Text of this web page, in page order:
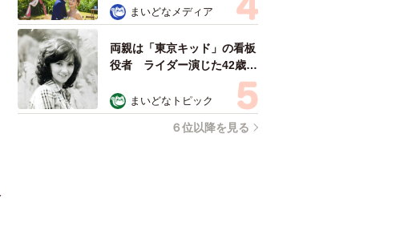
まいどなメディア
両親は「東京キッド」の看板
役者 ライダー演じた42歳元
俳優が再婚妻との「ウエディ
ングフォト」計画を明言
「センスあるカメラマン求
まいどなトピック
６位以降を見る